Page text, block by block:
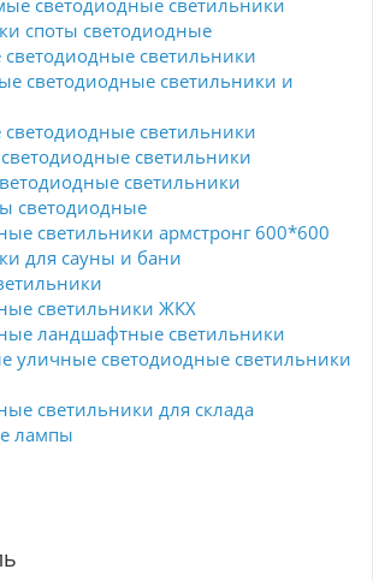
света, но и изящным украшением интерьера.
светодиодные светильники
споты светодиодные
светильники
светодиодные светильники и
светильники
светильники
светильники
светодиодные
светильники армстронг 600*600
для сауны и бани
светильники ЖКХ
ландшафтные светильники
уличные светодиодные светильники
светильники для склада
лампы